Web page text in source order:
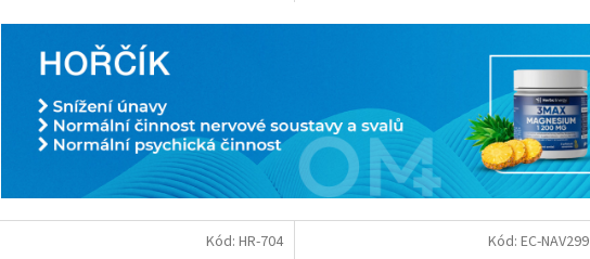
Kód: HR-704 Kód: EC-NAV299